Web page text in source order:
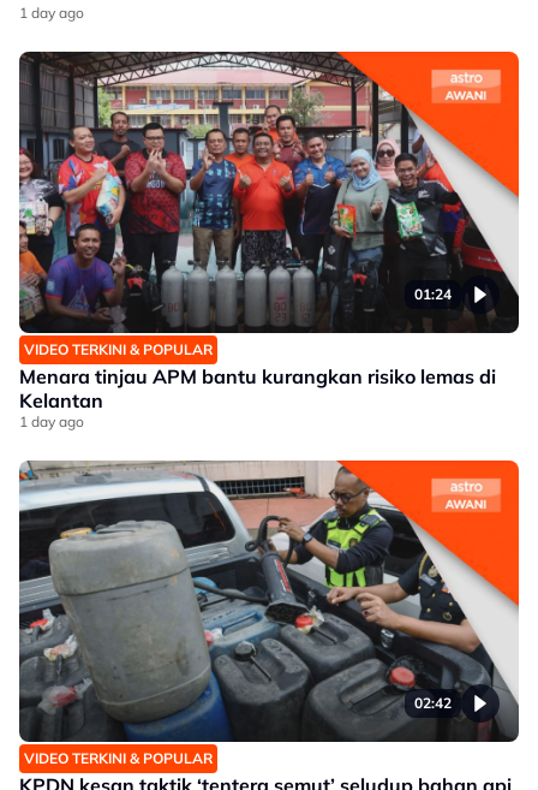
1 day ago
01:24
VIDEO TERKINI & POPULAR
Menara tinjau APM bantu kurangkan risiko lemas di
Kelantan
1 day ago
02:42
VIDEO TERKINI & POPULAR
KPDN kesan taktik ‘tentera semut’ seludup bahan api